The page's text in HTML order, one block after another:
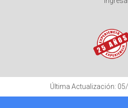
Última Actualización: